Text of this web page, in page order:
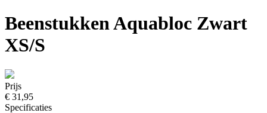
Beenstukken Aquabloc Zwart
XS/S
Prijs
€ 31,95
Specificaties